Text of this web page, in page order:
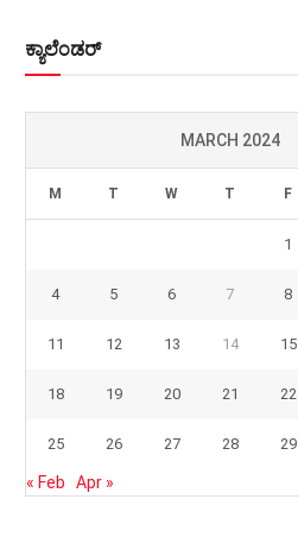
ಕ್ಯಾಲೆಂಡರ್
MARCH 2024
M T W T F
1
4 5 6 7 8
11 12 13 14 15
18 19 20 21 22
25 26 27 28 29
« Feb Apr »